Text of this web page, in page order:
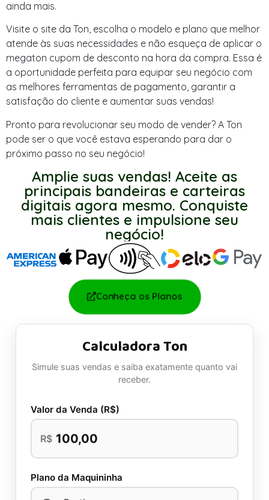
ainda mais.
Visite o site da Ton, escolha o modelo e plano que melhor
atende às suas necessidades e não esqueça de aplicar o
megaton cupom de desconto na hora da compra. Essa é
a oportunidade perfeita para equipar seu negócio com
as melhores ferramentas de pagamento, garantir a
satisfação do cliente e aumentar suas vendas!
Pronto para revolucionar seu modo de vender? A Ton
pode ser o que você estava esperando para dar o
próximo passo no seu negócio!
Amplie suas vendas! Aceite as
principais bandeiras e carteiras
digitais agora mesmo. Conquiste
mais clientes e impulsione seu
negócio!
Conheça os Planos
Calculadora Ton
Simule suas vendas e saiba exatamente quanto vai
receber.
Valor da Venda (R$)
R$
Plano da Maquininha